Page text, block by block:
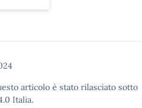
articolo è stato rilasciato sotto
Italia.